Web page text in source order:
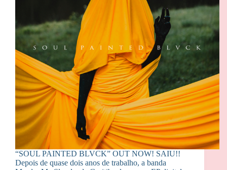
“SOUL PAINTED BLVCK” OUT NOW! SAIU!!
Depois de quase dois anos de trabalho, a banda